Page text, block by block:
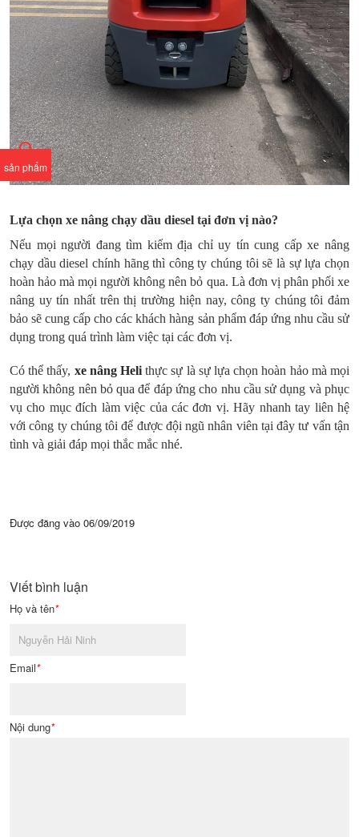
sản phẩm
Lựa chọn xe nâng chạy dầu diesel tại đơn vị nào?
Nếu mọi người đang tìm kiếm địa chỉ uy tín cung cấp xe nâng
chạy dầu diesel chính hãng thì công ty chúng tôi sẽ là sự lựa chọn
hoàn hảo mà mọi người không nên bỏ qua. Là đơn vị phân phối xe
nâng uy tín nhất trên thị trường hiện nay, công ty chúng tôi đảm
bảo sẽ cung cấp cho các khách hàng sản phẩm đáp ứng nhu cầu sử
dụng trong quá trình làm việc tại các đơn vị.
Có thể thấy, xe nâng Heli thực sự là sự lựa chọn hoàn hảo mà mọi
người không nên bỏ qua để đáp ứng cho nhu cầu sử dụng và phục
vụ cho mục đích làm việc của các đơn vị. Hãy nhanh tay liên hệ
với công ty chúng tôi để được đội ngũ nhân viên tại đây tư vấn tận
tình và giải đáp mọi thắc mắc nhé.
Được đăng vào 06/09/2019
Viết bình luận
Họ và tên*
Email*
Nội dung*